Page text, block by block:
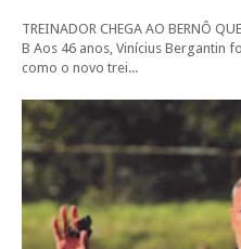
TREINADOR CHEGA AO BERNÔ
B Aos 46 anos, Vinícius Bergantin
como o novo trei...